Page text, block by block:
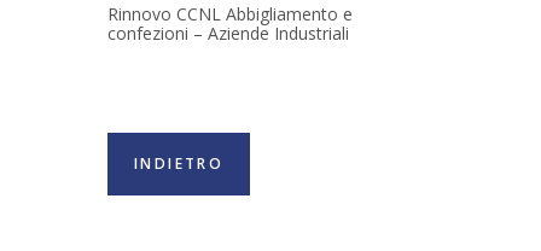
Rinnovo CCNL Abbigliamento e
confezioni – Aziende Industriali
INDIETRO